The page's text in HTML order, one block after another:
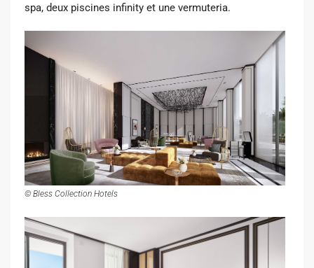
spa, deux piscines infinity et une vermuteria.
© Bless Collection Hotels